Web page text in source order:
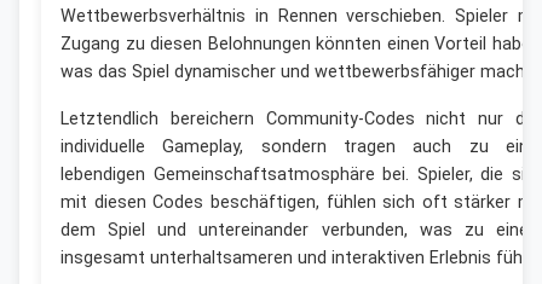
Wettbewerbsverhältnis in Rennen verschieben. Spieler
Zugang zu diesen Belohnungen könnten einen Vorteil
was das Spiel dynamischer und wettbewerbsfähiger macht.
Letztendlich bereichern Community-Codes nicht nur
individuelle Gameplay, sondern tragen auch zu
lebendigen Gemeinschaftsatmosphäre bei. Spieler, die
mit diesen Codes beschäftigen, fühlen sich oft stärker
dem Spiel und untereinander verbunden, was zu
insgesamt unterhaltsameren und interaktiven Erlebnis führt.